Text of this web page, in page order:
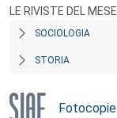
LE RIVISTE DEL MESE
SOCIOLOGIA
STORIA